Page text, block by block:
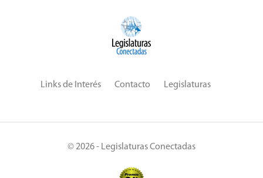
Links de Interés Contacto Legislaturas
© 2026 - Legislaturas Conectadas